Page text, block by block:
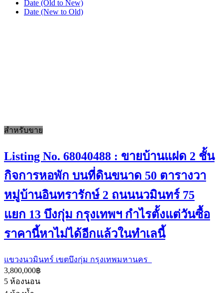
Date (Old to New)
Date (New to Old)
สำหรับขาย
Listing No. 68040488 : ขายบ้านแฝด 2 ชั้น
กิจการหอพัก บนที่ดินขนาด 50 ตารางวา
หมู่บ้านอินทรารักษ์ 2 ถนนนวมินทร์ 75
แยก 13 บึงกุ่ม กรุงเทพฯ กำไรตั้งแต่วันซื้อ
ราคานี้หาไม่ได้อีกแล้วในทำเลนี้
แขวงนวมินทร์ เขตบึงกุ่ม กรุงเทพมหานคร
3,800,000฿
5 ห้องนอน